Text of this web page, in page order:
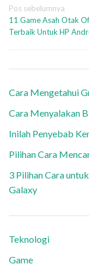
Navigasi
pos
Pos sebelumnya
11 Game Asah Otak
Terbaik Untuk HP
Cara Mengetahui
Cara Menyalakan
Inilah Penyebab
Pilihan Cara
3 Pilihan Cara
Galaxy
Teknologi
Game